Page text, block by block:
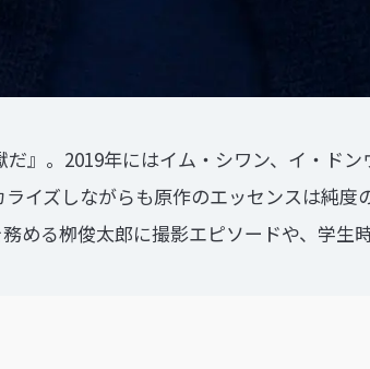
』。2019年にはイム・シワン、イ・ド
イズしながらも原作のエッセンスは純
める栁俊太郎に撮影エピソードや、学生